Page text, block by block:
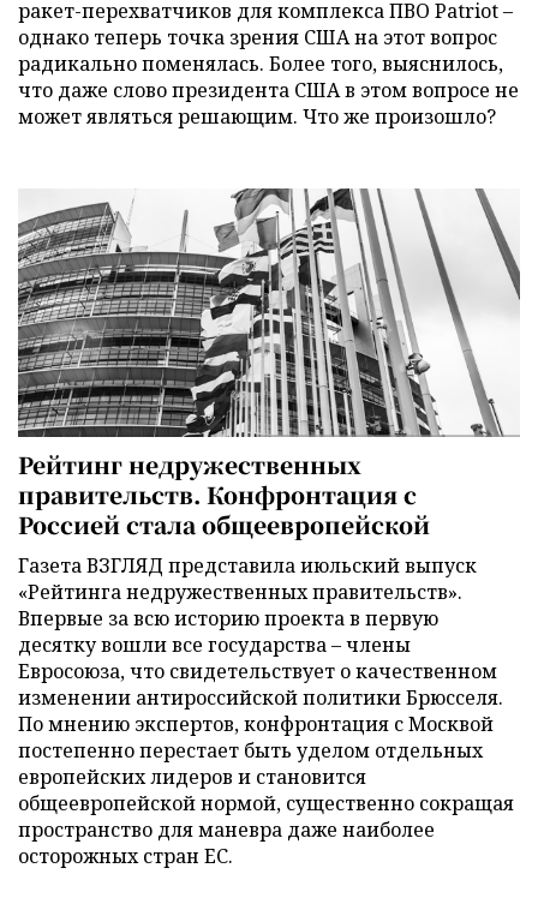
ракет-перехватчиков для комплекса ПВО Patriot –
однако теперь точка зрения США на этот вопрос
радикально поменялась. Более того, выяснилось,
что даже слово президента США в этом вопросе не
может являться решающим. Что же произошло?
Рейтинг недружественных
правительств. Конфронтация с
Россией стала общеевропейской
Газета ВЗГЛЯД представила июльский выпуск
«Рейтинга недружественных правительств».
Впервые за всю историю проекта в первую
десятку вошли все государства – члены
Евросоюза, что свидетельствует о качественном
изменении антироссийской политики Брюсселя.
По мнению экспертов, конфронтация с Москвой
постепенно перестает быть уделом отдельных
европейских лидеров и становится
общеевропейской нормой, существенно сокращая
пространство для маневра даже наиболее
осторожных стран ЕС.